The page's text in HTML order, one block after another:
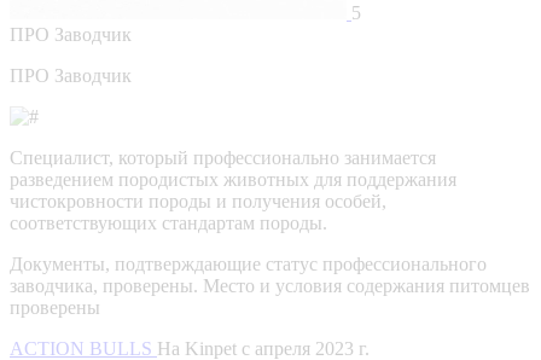
5
ПРО Заводчик
ПРО Заводчик
Специалист, который профессионально занимается
разведением породистых животных для поддержания
чистокровности породы и получения особей,
соответствующих стандартам породы.
Документы, подтверждающие статус профессионального
заводчика, проверены. Место и условия содержания питомцев
проверены
ACTION BULLS На Kinpet c апреля 2023 г.